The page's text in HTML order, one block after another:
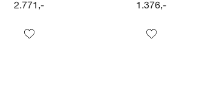
2.771 ,- 1.376,-